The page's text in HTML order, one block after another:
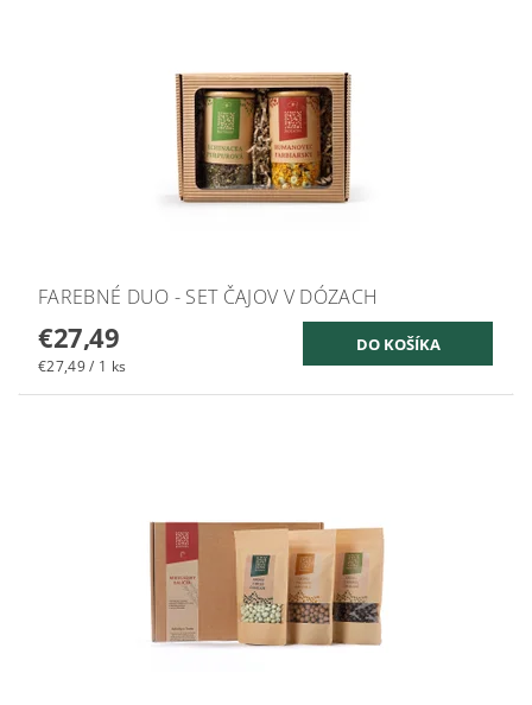
FAREBNÉ DUO - SET ČAJOV V DÓZACH
€27,49
€27,49 / 1 ks